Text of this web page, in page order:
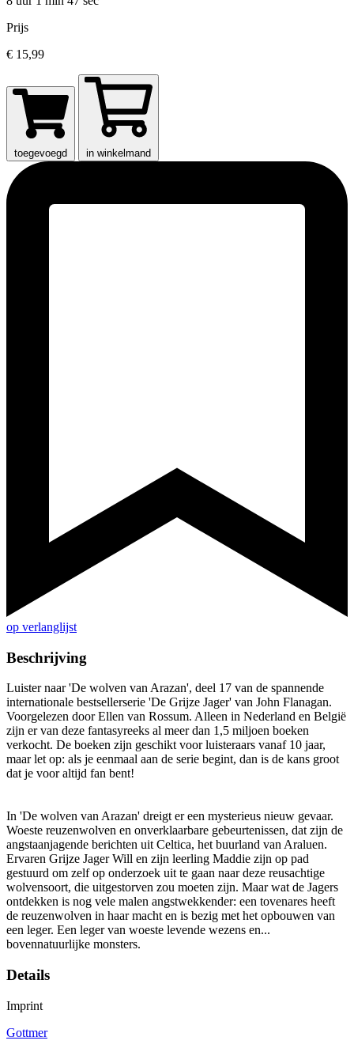
Prijs
€ 15,99
toegevoegd in winkelmand
op verlanglijst
Beschrijving
Luister naar 'De wolven van Arazan', deel 17 van de spannende
internationale bestsellerserie 'De Grijze Jager' van John Flanagan.
Voorgelezen door Ellen van Rossum. Alleen in Nederland en België
zijn er van deze fantasyreeks al meer dan 1,5 miljoen boeken
verkocht. De boeken zijn geschikt voor luisteraars vanaf 10 jaar,
maar let op: als je eenmaal aan de serie begint, dan is de kans groot
dat je voor altijd fan bent!
In 'De wolven van Arazan' dreigt er een mysterieus nieuw gevaar.
Woeste reuzenwolven en onverklaarbare gebeurtenissen, dat zijn de
angstaanjagende berichten uit Celtica, het buurland van Araluen.
Ervaren Grijze Jager Will en zijn leerling Maddie zijn op pad
gestuurd om zelf op onderzoek uit te gaan naar deze reusachtige
wolvensoort, die uitgestorven zou moeten zijn. Maar wat de Jagers
ontdekken is nog vele malen angstwekkender: een tovenares heeft
de reuzenwolven in haar macht en is bezig met het opbouwen van
een leger. Een leger van woeste levende wezens en...
bovennatuurlijke monsters.
Details
Imprint
Gottmer